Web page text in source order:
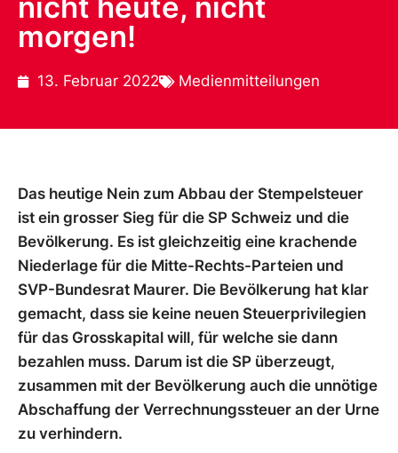
nicht heute, nicht
morgen!
13. Februar 2022 Medienmitteilungen
Das heutige Nein zum Abbau der Stempelsteuer
ist ein grosser Sieg für die SP Schweiz und die
Bevölkerung. Es ist gleichzeitig eine krachende
Niederlage für die Mitte-Rechts-Parteien und
SVP-Bundesrat Maurer. Die Bevölkerung hat klar
gemacht, dass sie keine neuen Steuerprivilegien
für das Grosskapital will, für welche sie dann
bezahlen muss. Darum ist die SP überzeugt,
zusammen mit der Bevölkerung auch die unnötige
Abschaffung der Verrechnungssteuer an der Urne
zu verhindern.